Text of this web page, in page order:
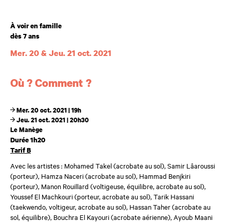
À voir en famille
dès 7 ans
Mer. 20 & Jeu. 21 oct. 2021
Où ? Comment ?
Mer. 20 oct. 2021 | 19h
Jeu. 21 oct. 2021 | 20h30
Le Manège
Durée 1h20
Tarif B
Avec les artistes : Mohamed Takel (acrobate au sol), Samir Lâaroussi
(porteur), Hamza Naceri (acrobate au sol), Hammad Benjkiri
(porteur), Manon Rouillard (voltigeuse, équilibre, acrobate au sol),
Youssef El Machkouri (porteur, acrobate au sol), Tarik Hassani
(taekwendo, voltigeur, acrobate au sol), Hassan Taher (acrobate au
sol, équilibre), Bouchra El Kayouri (acrobate aérienne), Ayoub Maani